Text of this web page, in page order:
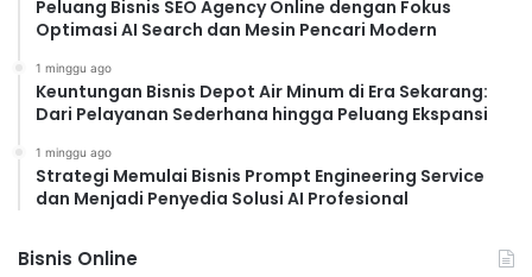
Peluang Bisnis SEO Agency Online dengan Fokus
Optimasi AI Search dan Mesin Pencari Modern
1 minggu ago
Keuntungan Bisnis Depot Air Minum di Era Sekarang:
Dari Pelayanan Sederhana hingga Peluang Ekspansi
1 minggu ago
Strategi Memulai Bisnis Prompt Engineering Service
dan Menjadi Penyedia Solusi AI Profesional
Bisnis Online